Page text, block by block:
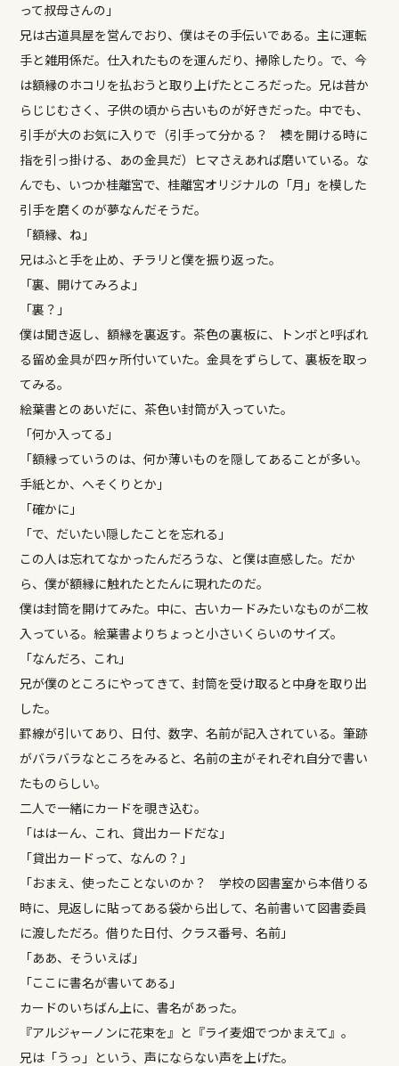
って叔母さんの」
兄は古道具屋を営んでおり、僕はその手伝いである。主に運転
手と雑用係だ。仕入れたものを運んだり、掃除したり。で、今
は額縁のホコリを払おうと取り上げたところだった。兄は昔か
らじじむさく、子供の頃から古いものが好きだった。中でも、
引手が大のお気に入りで（引手って分かる？ 襖を開ける時に
指を引っ掛ける、あの金具だ）ヒマさえあれば磨いている。な
んでも、いつか桂離宮で、桂離宮オリジナルの「月」を模した
引手を磨くのが夢なんだそうだ。
「額縁、ね」
兄はふと手を止め、チラリと僕を振り返った。
「裏、開けてみろよ」
「裏？」
僕は聞き返し、額縁を裏返す。茶色の裏板に、トンボと呼ばれ
る留め金具が四ヶ所付いていた。金具をずらして、裏板を取っ
てみる。
絵葉書とのあいだに、茶色い封筒が入っていた。
「何か入ってる」
「額縁っていうのは、何か薄いものを隠してあることが多い。
手紙とか、へそくりとか」
「確かに」
「で、だいたい隠したことを忘れる」
この人は忘れてなかったんだろうな、と僕は直感した。だか
ら、僕が額縁に触れたとたんに現れたのだ。
僕は封筒を開けてみた。中に、古いカードみたいなものが二枚
入っている。絵葉書よりちょっと小さいくらいのサイズ。
「なんだろ、これ」
兄が僕のところにやってきて、封筒を受け取ると中身を取り出
した。
罫線が引いてあり、日付、数字、名前が記入されている。筆跡
がバラバラなところをみると、名前の主がそれぞれ自分で書い
たものらしい。
二人で一緒にカードを覗き込む。
「ははーん、これ、貸出カードだな」
「貸出カードって、なんの？」
「おまえ、使ったことないのか？ 学校の図書室から本借りる
時に、見返しに貼ってある袋から出して、名前書いて図書委員
に渡しただろ。借りた日付、クラス番号、名前」
「ああ、そういえば」
「ここに書名が書いてある」
カードのいちばん上に、書名があった。
『アルジャーノンに花束を』と『ライ麦畑でつかまえて』。
兄は「うっ」という、声にならない声を上げた。